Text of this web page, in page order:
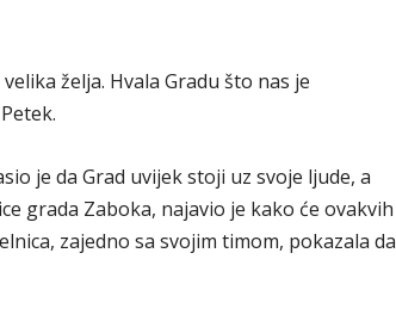
želja. Hvala Gradu što nas je
je da Grad uvijek stoji uz svoje ljude, a
grada Zaboka, najavio je kako će ovakvih
zajedno sa svojim timom, pokazala da